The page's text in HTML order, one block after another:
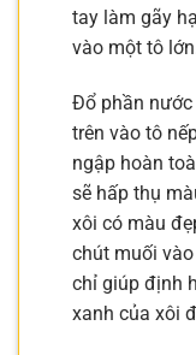
tay làm gãy
vào một tô
Đổ phần
trên vào tô
ngập hoàn
sẽ hấp thụ
xôi có màu
chút muối
chỉ giúp định
xanh của xôi